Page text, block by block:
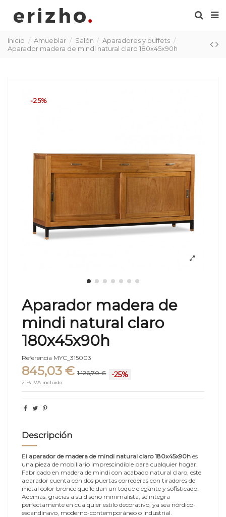
Inicio Amueblar Salón
Aparadores y buffets
Aparador madera de mindi natural claro 180x45x90h
-25%
Aparador madera de
mindi natural claro
180x45x90h
Referencia MYC_315003
845,03 € 1.126,70 € -25%
21% IVA incluido
Descripción
El aparador de madera de mindi natural claro 180x45x90h es
una pieza de mobiliario imprescindible para cualquier hogar.
Fabricado en madera de mindi con acabado natural claro, este
aparador cuenta con dos puertas correderas con tiradores de
metal color bronce que le dan un toque elegante y sofisticado.
Además, gracias a su diseño minimalista, se integra
perfectamente en cualquier estilo decorativo, ya sea nórdico-
escandinavo, moderno-contemporáneo o industrial.